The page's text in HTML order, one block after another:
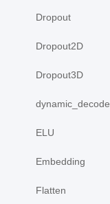
Dropout
Dropout2D
Dropout3D
dynamic_decode
ELU
Embedding
Flatten